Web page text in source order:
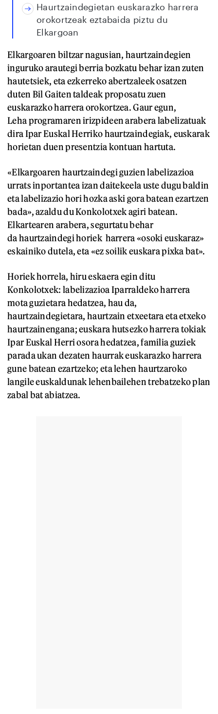
Haurtzaindegietan euskarazko harrera
orokortzeak eztabaida piztu du
Elkargoan
Elkargoaren biltzar nagusian, haurtzaindegien
inguruko arautegi berria bozkatu behar izan zuten
hautetsiek, eta ezkerreko abertzaleek osatzen
duten Bil Gaiten taldeak proposatu zuen
euskarazko harrera orokortzea. Gaur egun,
Leha programaren irizpideen arabera labelizatuak
dira Ipar Euskal Herriko haurtzaindegiak, euskarak
horietan duen presentzia kontuan hartuta.
«Elkargoaren haurtzaindegi guzien labelizazioa
urrats inportantea izan daitekeela uste dugu baldin
eta labelizazio hori hozka aski gora batean ezartzen
bada», azaldu du Konkolotxek agiri batean.
Elkartearen arabera, segurtatu behar
da haurtzaindegi horiek harrera «osoki euskaraz»
eskainiko dutela, eta «ez soilik euskara pixka bat».
Horiek horrela, hiru eskaera egin ditu
Konkolotxek: labelizazioa Iparraldeko harrera
mota guzietara hedatzea, hau da,
haurtzaindegietara, haurtzain etxeetara eta etxeko
haurtzainengana; euskara hutsezko harrera tokiak
Ipar Euskal Herri osora hedatzea, familia guziek
parada ukan dezaten haurrak euskarazko harrera
gune batean ezartzeko; eta lehen haurtzaroko
langile euskaldunak lehenbailehen trebatzeko plan
zabal bat abiatzea.